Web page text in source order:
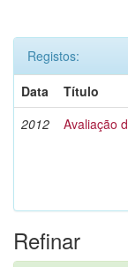
Registos:
Data
Título
2012
Avaliação
Refinar